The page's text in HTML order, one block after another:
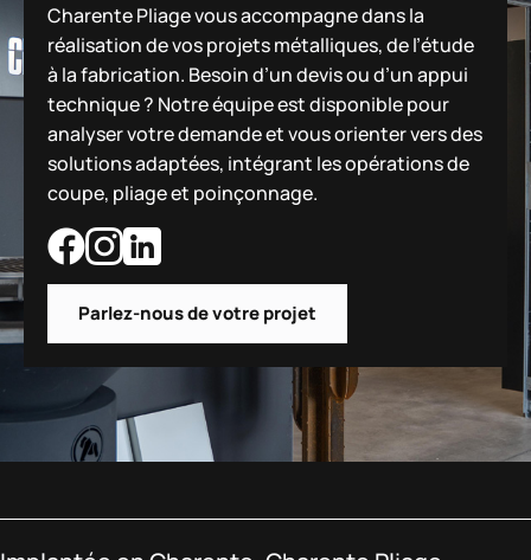
Charente Pliage vous accompagne dans la
réalisation de vos projets métalliques, de l’étude
à la fabrication. Besoin d’un devis ou d’un appui
technique ? Notre équipe est disponible pour
analyser votre demande et vous orienter vers des
solutions adaptées, intégrant les opérations de
coupe, pliage et poinçonnage.
Parlez-nous de votre projet